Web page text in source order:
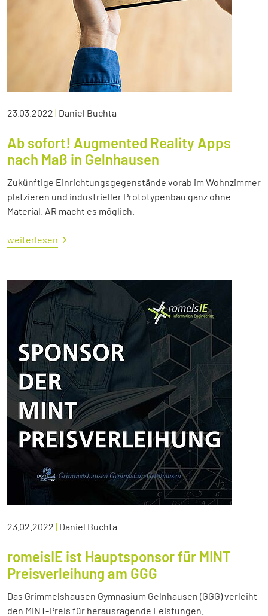
23.03.2022 | Daniel Buchta
Ab sofort! Augmented Reality Apps
nach Maß in Gelnhausen
Zukünftige Einrichtungsgegenstände vorab im Wohnzimmer
platzieren und industrieller Prototypenbau ganz ohne
Material. AR macht es möglich.
weiterlesen
23.02.2022 | Daniel Buchta
romeisIE ist Hauptsponsor für MINT
Preisverleihung am GGG
Das Grimmelshausen Gymnasium Gelnhausen (GGG) verleiht
den MINT-Preis für herausragende Leistungen.